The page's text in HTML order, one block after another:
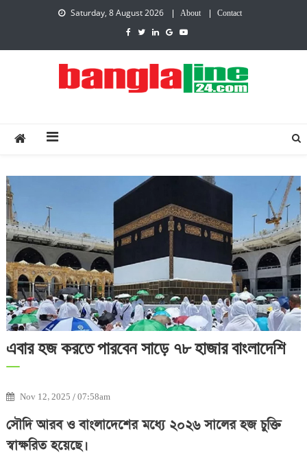
Saturday, 8 August 2026 About Contact
এবার হজ করতে পারবেন সাড়ে ৭৮ হাজার বাংলাদেশি
Nov 12, 2025 / 07:58am
সৌদি আরব ও বাংলাদেশের মধ্যে ২০২৬ সালের হজ চুক্তি
স্বাক্ষরিত হয়েছে।